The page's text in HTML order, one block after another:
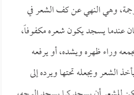
وهي النهي عن كف الشعر في
عندما يسجد يكون شعره مكفوفاً،
وراء ظهره ويشده، أو يرفعه
الشعر ويجعله تحتها ويرده إلى